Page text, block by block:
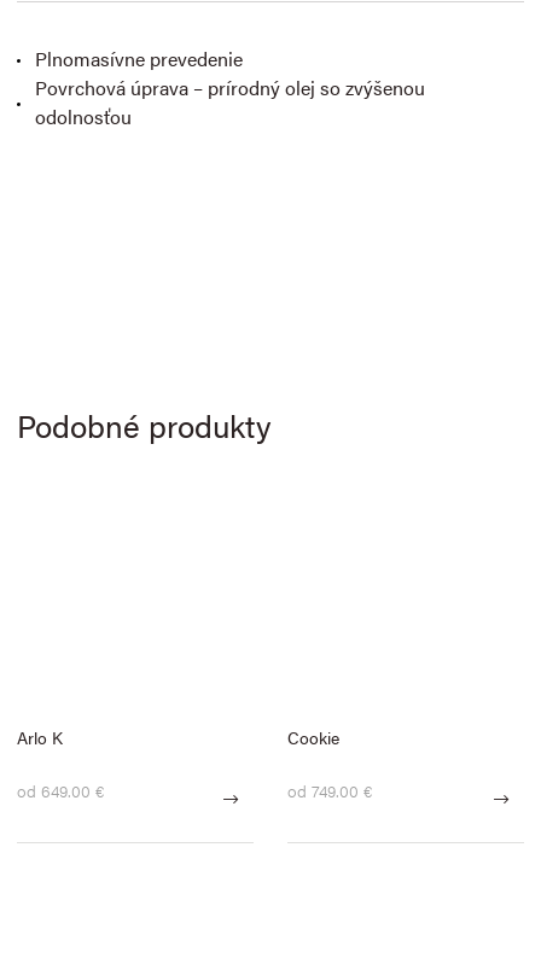
Plnomasívne prevedenie
Povrchová úprava – prírodný olej so zvýšenou
odolnosťou
Podobné produkty
Arlo K
od 649.00 €
Cookie
od 749.00 €